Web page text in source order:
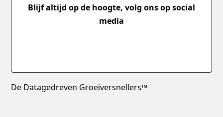
Blijf altijd op de hoogte, volg ons op social
media
De Datagedreven Groeiversnellers™